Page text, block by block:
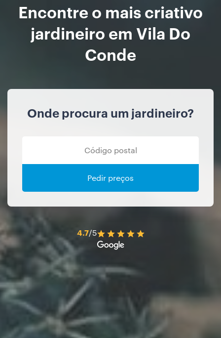
Encontre o mais criativo
jardineiro em Vila Do
Conde
Onde procura um jardineiro?
Pedir preços
4.7/5